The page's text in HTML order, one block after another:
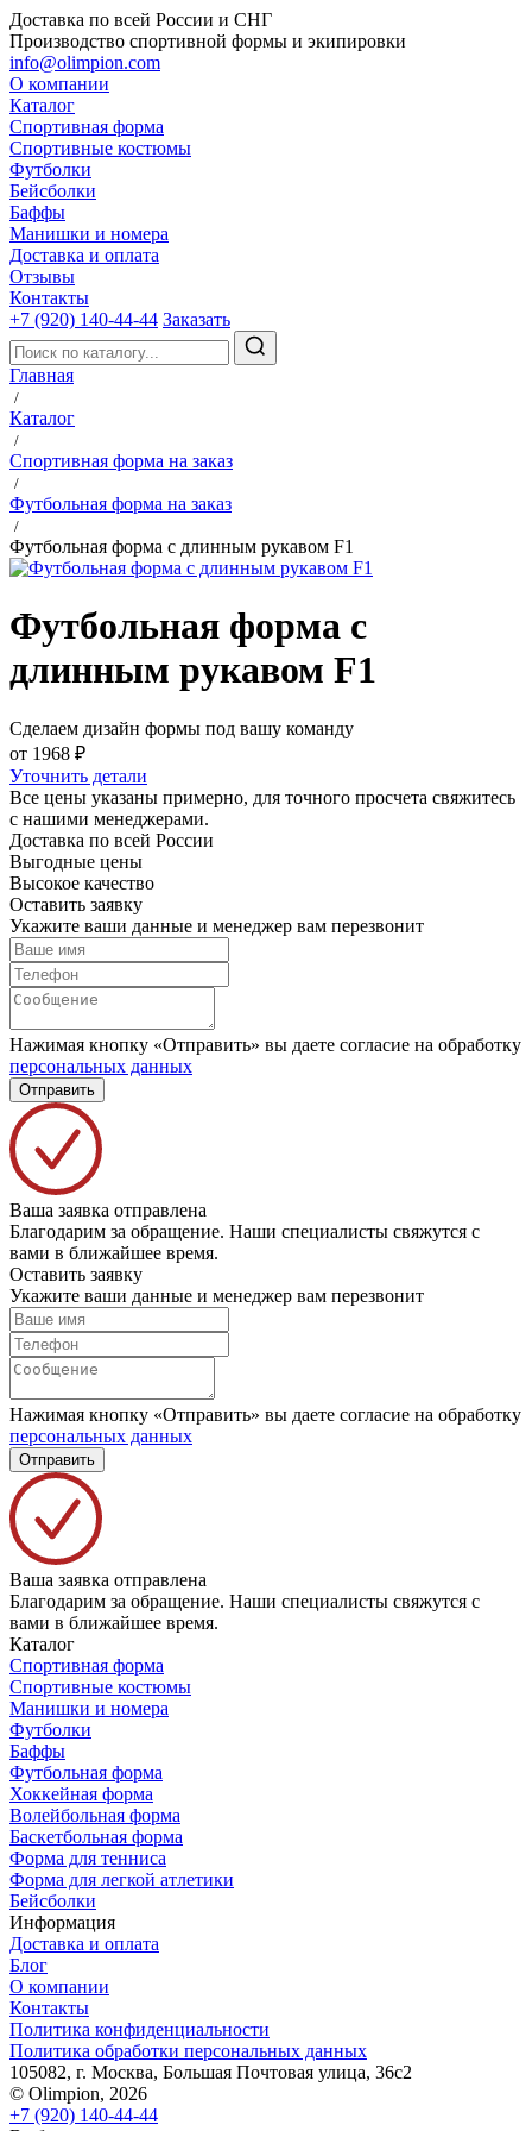
Доставка по всей России и СНГ
Производство спортивной формы и экипировки
info@olimpion.com
О компании
Каталог
Спортивная форма
Спортивные костюмы
Футболки
Бейсболки
Баффы
Манишки и номера
Доставка и оплата
Отзывы
Контакты
+7 (920) 140-44-44 Заказать
Главная
/
Каталог
/
Спортивная форма на заказ
/
Футбольная форма на заказ
/
Футбольная форма с длинным рукавом F1
Футбольная форма с
длинным рукавом F1
Сделаем дизайн формы под вашу команду
от 1968 ₽
Уточнить детали
Все цены указаны примерно, для точного просчета свяжитесь
с нашими менеджерами.
Доставка по всей России
Выгодные цены
Высокое качество
Оставить заявку
Укажите ваши данные и менеджер вам перезвонит
Нажимая кнопку «Отправить» вы даете согласие на обработку
персональных данных
Отправить
Ваша заявка отправлена
Благодарим за обращение. Наши специалисты свяжутся с
вами в ближайшее время.
Оставить заявку
Укажите ваши данные и менеджер вам перезвонит
Нажимая кнопку «Отправить» вы даете согласие на обработку
персональных данных
Отправить
Ваша заявка отправлена
Благодарим за обращение. Наши специалисты свяжутся с
вами в ближайшее время.
Каталог
Спортивная форма
Спортивные костюмы
Манишки и номера
Футболки
Баффы
Футбольная форма
Хоккейная форма
Волейбольная форма
Баскетбольная форма
Форма для тенниса
Форма для легкой атлетики
Бейсболки
Информация
Доставка и оплата
Блог
О компании
Контакты
Политика конфиденциальности
Политика обработки персональных данных
105082, г. Москва, Большая Почтовая улица, 36с2
© Olimpion, 2026
+7 (920) 140-44-44